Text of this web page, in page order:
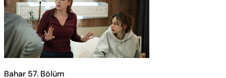
Bahar 57. Bölüm